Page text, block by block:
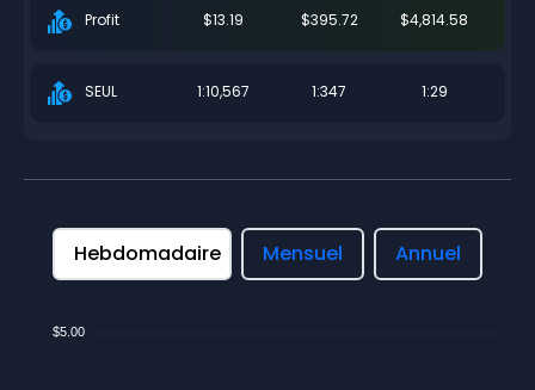
Profit $13.19 $395.72 $4,814.58
SEUL 1:10,567 1:347 1:29
Hebdomadaire Mensuel Annuel
$5.00